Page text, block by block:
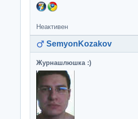
Неактивен
SemyonKozakov
Журнашлюшка :)